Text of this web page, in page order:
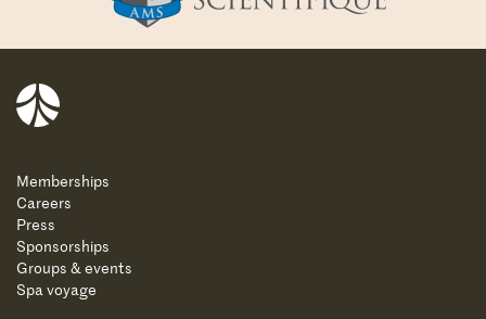
Balnea
Memberships
Careers
Press
Sponsorships
Groups & events
Spa voyage